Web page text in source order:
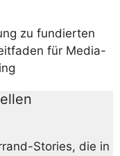
zu fundierten
für Media-
Stories, die in